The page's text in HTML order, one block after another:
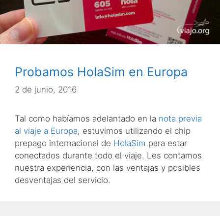
Probamos HolaSim en Europa
2 de junio, 2016
Tal como habíamos adelantado en la nota previa
al viaje a Europa, estuvimos utilizando el chip
prepago internacional de HolaSim para estar
conectados durante todo el viaje. Les contamos
nuestra experiencia, con las ventajas y posibles
desventajas del servicio.